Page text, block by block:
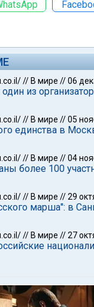
// В мире //06
из
// В мире //05
единства в
// В мире //04
более 100
// В мире //29
марша": в
// В мире //27